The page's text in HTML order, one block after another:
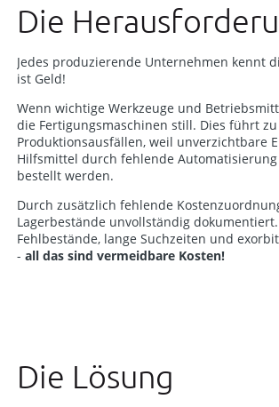
Die
Jedes produzierende Unternehmen kennt
ist Geld!
Wenn wichtige Werkzeuge und
die Fertigungsmaschinen still. Dies führt zu
Produktionsausfällen, weil unverzichtbare
Hilfsmittel durch fehlende
bestellt werden.
Durch zusätzlich fehlende
Lagerbestände unvollständig
Fehlbestände, lange Suchzeiten und
- all das sind vermeidbare Kosten!
Die Lösung